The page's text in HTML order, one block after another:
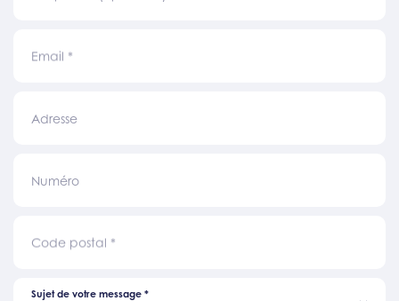
Email *
Adresse
Numéro
Code postal *
Sujet de votre message *